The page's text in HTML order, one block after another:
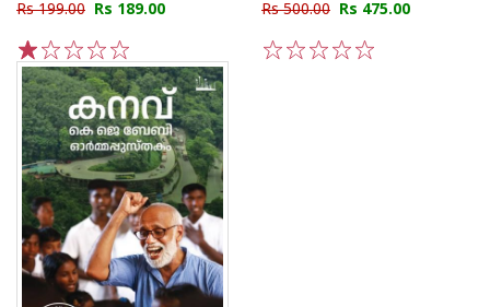
Rs 199.00 Rs 189.00
5
4
3
2
1
Rs 500.00 Rs 475.00